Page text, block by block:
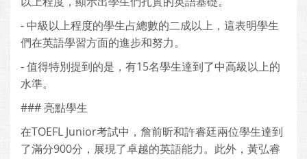
- 中級以上程度的學生占總數的二成以上，這表明學生
們在英語學習方面的進步和努力。
- 值得特別提到的是，有15名學生達到了中高級以上的
水準。
### 亮點學生
在TOEFL Junior考試中，詹前昕和許睿廷兩位學生達到
了滿分900分，展現了卓越的英語能力。此外，黃弘睿